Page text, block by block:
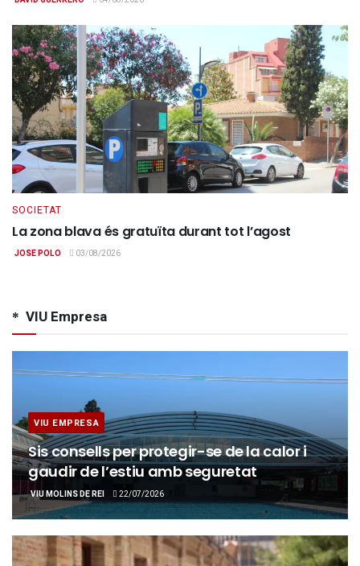
SOCIETAT
La zona blava és gratuïta durant tot l’agost
JOSE POLO 03/08/2026
VIU Empresa
VIU EMPRESA
Sis consells per protegir-se de la calor i
gaudir de l’estiu amb seguretat
VIU MOLINS DE REI 22/07/2026